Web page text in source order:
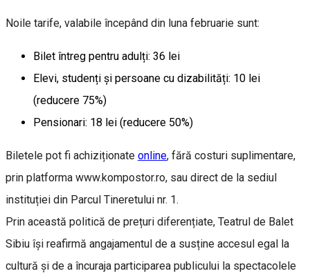
Noile tarife, valabile începând din luna februarie sunt:
Bilet întreg pentru adulți: 36 lei
Elevi, studenți și persoane cu dizabilități: 10 lei
(reducere 75%)
Pensionari: 18 lei (reducere 50%)
Biletele pot fi achiziționate online, fără costuri suplimentare,
prin platforma www.kompostor.ro, sau direct de la sediul
instituției din Parcul Tineretului nr. 1.
Prin această politică de prețuri diferențiate, Teatrul de Balet
Sibiu își reafirmă angajamentul de a susține accesul egal la
cultură și de a încuraja participarea publicului la spectacolele